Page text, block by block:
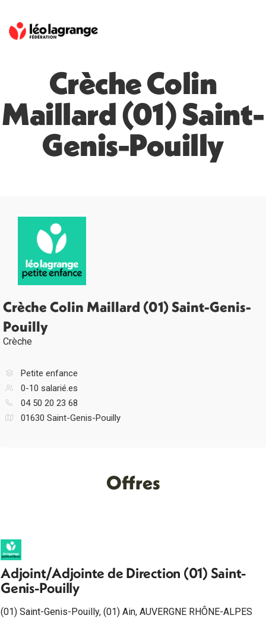
Crèche Colin
Maillard (01) Saint-
Genis-Pouilly
Crèche Colin Maillard (01) Saint-Genis-
Pouilly
Crèche
Petite enfance
0-10 salarié.es
04 50 20 23 68
01630 Saint-Genis-Pouilly
Offres
Adjoint/Adjointe de Direction (01) Saint-
Genis-Pouilly
(01) Saint-Genis-Pouilly, (01) Ain, AUVERGNE RHÔNE-ALPES